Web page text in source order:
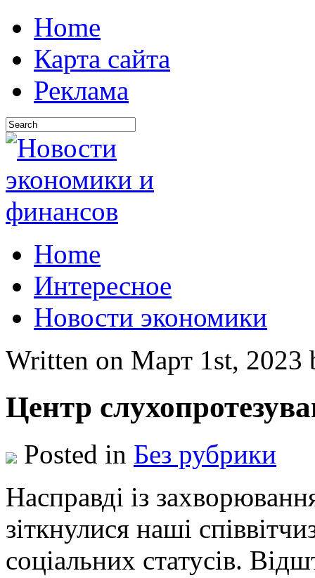
Home
Карта сайта
Реклама
Home
Интересное
Новости экономики
Written on Март 1st, 2023
Центр
Posted in Без рубрики
Нaспрaвді із
зіткнулися наші
соціальних статусів.